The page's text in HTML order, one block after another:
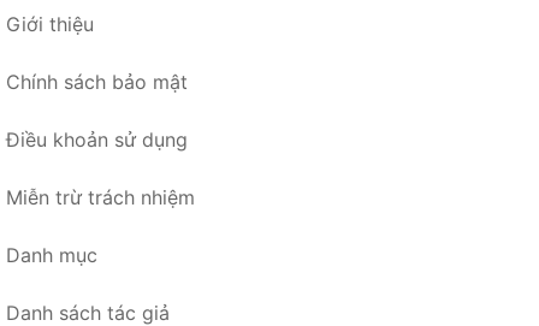
Giới thiệu
Chính sách bảo mật
Điều khoản sử dụng
Miễn trừ trách nhiệm
Danh mục
Danh sách tác giả